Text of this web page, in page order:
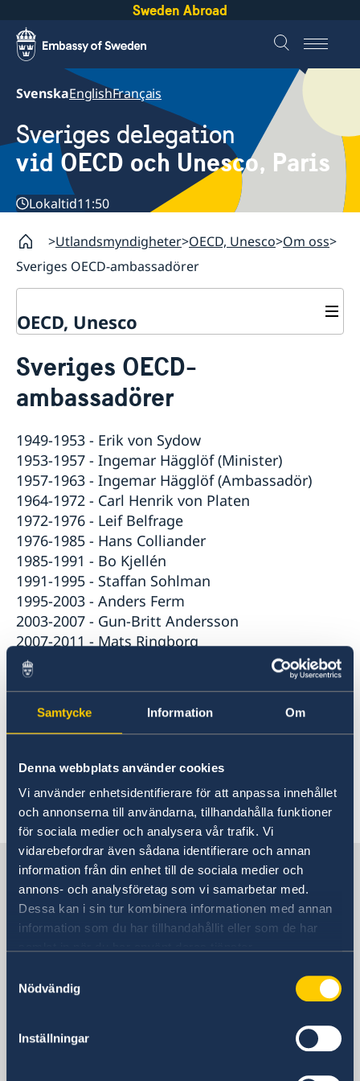
Samtycke Information Om
Denna webbplats använder cookies
Vi använder enhetsidentifierare för att anpassa innehållet
och annonserna till användarna, tillhandahålla funktioner
för sociala medier och analysera vår trafik. Vi
vidarebefordrar även sådana identifierare och annan
information från din enhet till de sociala medier och
annons- och analysföretag som vi samarbetar med.
Dessa kan i sin tur kombinera informationen med annan
information som du har tillhandahållit eller som de har
Nödvändig
Inställningar
Sweden Abroad
SvenskaEnglishFrançais
Sveriges delegation
vid OECD och Unesco, Paris
Lokaltid11:50
Utlandsmyndigheter OECD, Unesco Om oss
Sveriges OECD-ambassadörer
OECD, Unesco
Om oss
Praktisk information för delegater
OECD:s kommande program
OECD:s medlemsländer
Sverige och Unesco
Unescos kommande program
Adressregister - Medlemsländernas delegationer
Dataskyddspolicy (GDPR)
Aktuellt
Sveriges OECD-
ambassadörer
1949-1953 - Erik von Sydow
1953-1957 - Ingemar Hägglöf (Minister)
1957-1963 - Ingemar Hägglöf (Ambassadör)
1964-1972 - Carl Henrik von Platen
1972-1976 - Leif Belfrage
1976-1985 - Hans Colliander
1985-1991 - Bo Kjellén
1991-1995 - Staffan Sohlman
1995-2003 - Anders Ferm
2003-2007 - Gun-Britt Andersson
2007-2011 - Mats Ringborg
2011-2013 - Anders Ahnlid
2014-2018 - Annika Markovic
2023- Helena Sångeland
Senast uppdaterad 05 sep. 2018, 09.12
Sveriges delegation vid OECD och
Unesco
Sveriges delegation vid OECD
Postadress
Délégation de la Suède auprès de l'OCDE
75007 Paris